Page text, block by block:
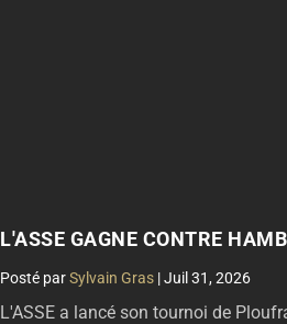
L'ASSE GAGNE CONTRE
parSylvain Gras |Juil 31, 2026
L'ASSE a lancé son tournoi de